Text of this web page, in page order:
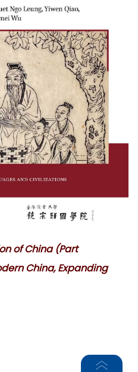
of China (Part
China, Expanding